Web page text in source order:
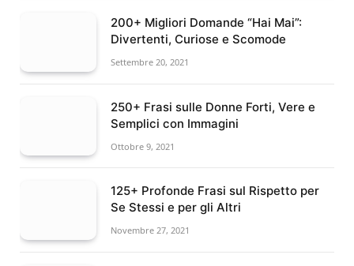
200+ Migliori Domande “Hai Mai”:
Divertenti, Curiose e Scomode
Settembre 20, 2021
250+ Frasi sulle Donne Forti, Vere e
Semplici con Immagini
Ottobre 9, 2021
125+ Profonde Frasi sul Rispetto per
Se Stessi e per gli Altri
Novembre 27, 2021